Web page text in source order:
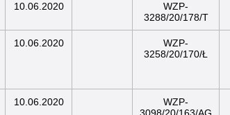
10.06.2020
WZP-
3288/20/178/T
10.06.2020
WZP-
3258/20/170/Ł
10.06.2020
WZP-